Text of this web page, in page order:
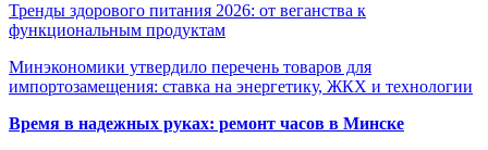
Тренды здорового питания 2026: от веганства к
функциональным продуктам
Минэкономики утвердило перечень товаров для
импортозамещения: ставка на энергетику, ЖКХ и технологии
Время в надежных руках: ремонт часов в Минске